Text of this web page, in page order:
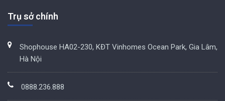
Trụ sở chính
Shophouse HA02-230, KĐT Vinhomes Ocean Park, Gia Lâm,
Hà Nội
0888.236.888